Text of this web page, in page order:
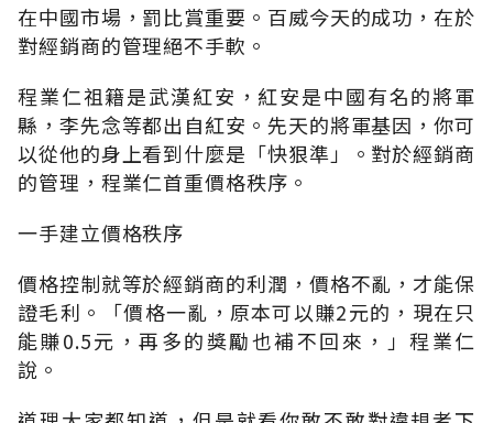
在中國市場，罰比賞重要。百威今天的成功，在於
對經銷商的管理絕不手軟。
程業仁祖籍是武漢紅安，紅安是中國有名的將軍
縣，李先念等都出自紅安。先天的將軍基因，你可
以從他的身上看到什麼是「快狠準」。對於經銷商
的管理，程業仁首重價格秩序。
一手建立價格秩序
價格控制就等於經銷商的利潤，價格不亂，才能保
證毛利。「價格一亂，原本可以賺2元的，現在只
能賺0.5元，再多的獎勵也補不回來，」程業仁
說。